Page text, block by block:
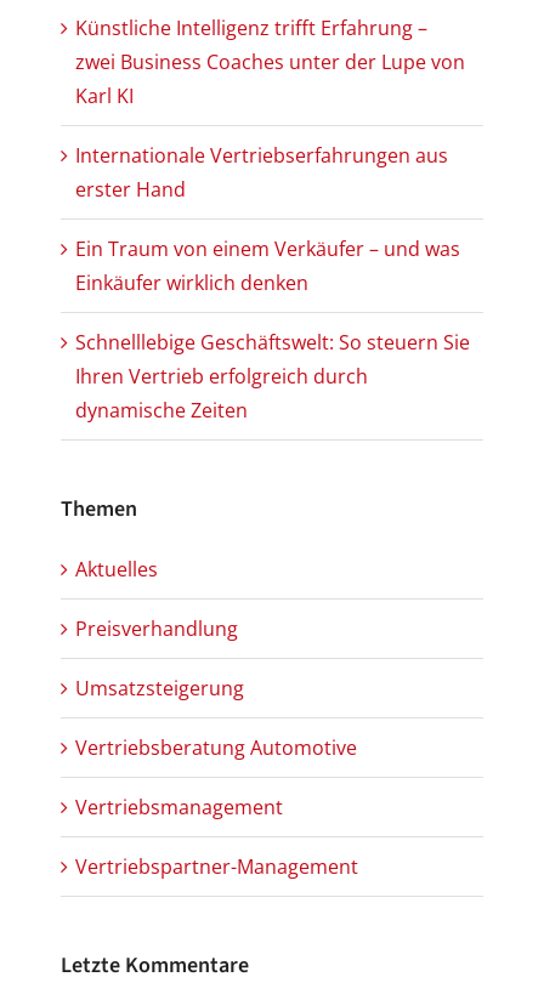
Künstliche Intelligenz trifft Erfahrung –
zwei Business Coaches unter der Lupe von
Karl KI
Internationale Vertriebserfahrungen aus
erster Hand
Ein Traum von einem Verkäufer – und was
Einkäufer wirklich denken
Schnelllebige Geschäftswelt: So steuern Sie
Ihren Vertrieb erfolgreich durch
dynamische Zeiten
Themen
Aktuelles
Preisverhandlung
Umsatzsteigerung
Vertriebsberatung Automotive
Vertriebsmanagement
Vertriebspartner-Management
Letzte Kommentare